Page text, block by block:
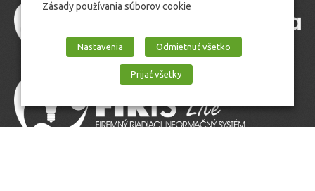
Zásady používania súborov cookie
Nastavenia Odmietnuť všetko
Prijať všetky